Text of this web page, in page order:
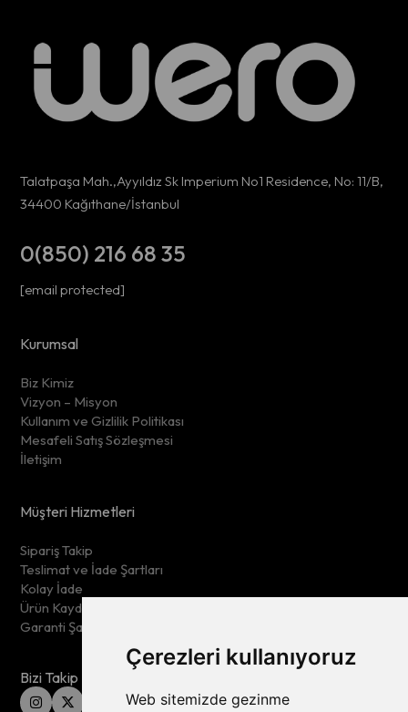
Çerezleri kullanıyoruz
Web sitemizde gezinme
Talatpaşa Mah.,Ayyıldız Sk Imperium No1 Residence, No: 11/B,
34400 Kağıthane/İstanbul
0(850) 216 68 35
[email protected]
Kurumsal
Biz Kimiz
Vizyon – Misyon
Kullanım ve Gizlilik Politikası
Mesafeli Satış Sözleşmesi
İletişim
Müşteri Hizmetleri
Sipariş Takip
Teslimat ve İade Şartları
Kolay İade
Ürün Kaydet
Garanti Şartları
Bizi Takip Edin